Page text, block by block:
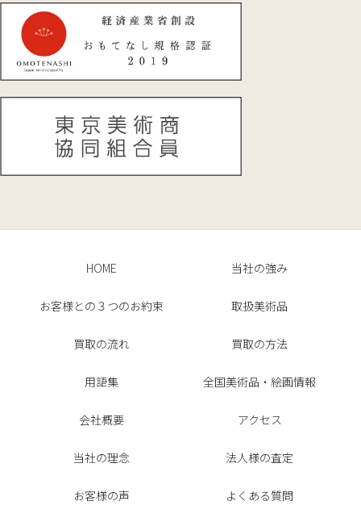
HOME 当社の強み
お客様との３つのお約束 取扱美術品
買取の流れ 買取の方法
用語集 全国美術品・絵画情報
会社概要 アクセス
当社の理念 法人様の査定
お客様の声 よくある質問